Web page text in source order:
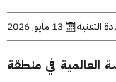
التقنية 13 مايو, 2026
العالمية في منطقة